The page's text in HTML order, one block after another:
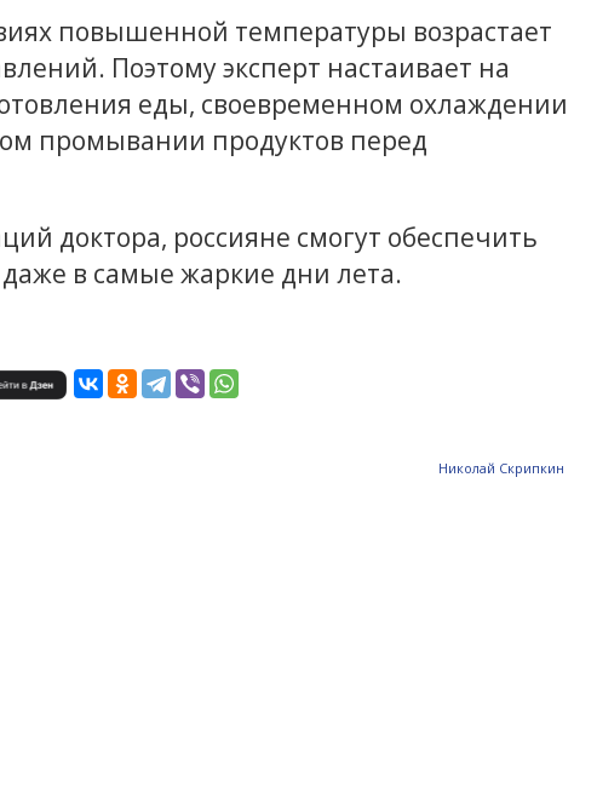
повышенной температуры возрастает
Поэтому эксперт настаивает на
еды, своевременном охлаждении
промывании продуктов перед
доктора, россияне смогут обеспечить
в самые жаркие дни лета.
Николай Скрипкин